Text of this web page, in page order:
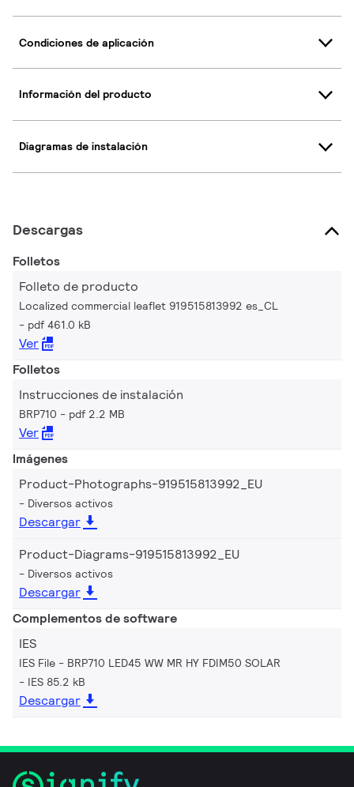
Condiciones de aplicación
Información del producto
Diagramas de instalación
Descargas
Folletos
Folleto de producto
Localized commercial leaflet 919515813992 es_CL
pdf 461.0 kB
Ver
Folletos
Instrucciones de instalación
BRP710 pdf 2.2 MB
Ver
Imágenes
Product-Photographs-919515813992_EU
Diversos activos
Descargar
Product-Diagrams-919515813992_EU
Diversos activos
Descargar
Complementos de software
IES
IES File - BRP710 LED45 WW MR HY FDIM50 SOLAR
IES 85.2 kB
Descargar